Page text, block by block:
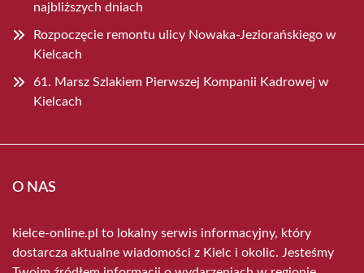
najbliższych dniach
Rozpoczęcie remontu ulicy Nowaka-Jeziorańskiego w
Kielcach
61. Marsz Szlakiem Pierwszej Kompanii Kadrowej w
Kielcach
O NAS
kielce-online.pl to lokalny serwis informacyjny, który
dostarcza aktualne wiadomości z Kielc i okolic. Jesteśmy